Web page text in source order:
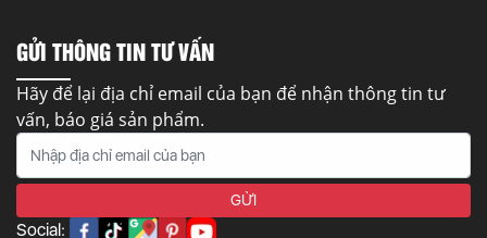
GỬI THÔNG TIN TƯ VẤN
Hãy để lại địa chỉ email của bạn để nhận thông tin tư
vấn, báo giá sản phẩm.
Social: